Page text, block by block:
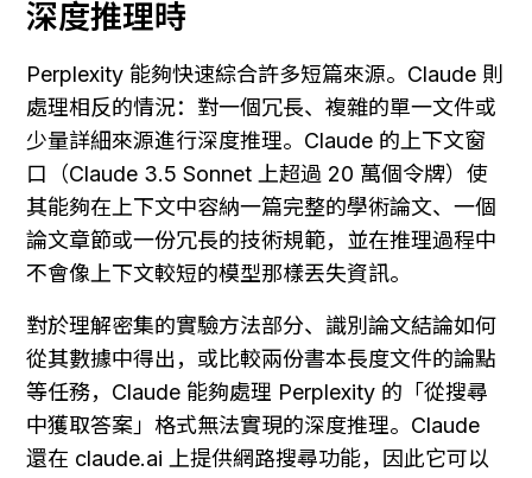
深度推理時
Perplexity 能夠快速綜合許多短篇來源。Claude 則
處理相反的情況：對一個冗長、複雜的單一文件或
少量詳細來源進行深度推理。Claude 的上下文窗
口（Claude 3.5 Sonnet 上超過 20 萬個令牌）使
其能夠在上下文中容納一篇完整的學術論文、一個
論文章節或一份冗長的技術規範，並在推理過程中
不會像上下文較短的模型那樣丟失資訊。
對於理解密集的實驗方法部分、識別論文結論如何
從其數據中得出，或比較兩份書本長度文件的論點
等任務，Claude 能夠處理 Perplexity 的「從搜尋
中獲取答案」格式無法實現的深度推理。Claude
還在 claude.ai 上提供網路搜尋功能，因此它可以